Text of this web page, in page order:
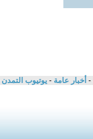
- أخبار عامة - يوتيوب التمدن